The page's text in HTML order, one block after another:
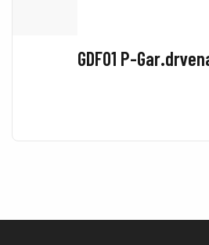
GDF01 P-